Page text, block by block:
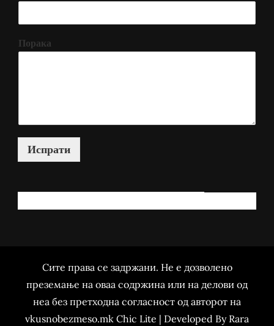
Порака
Испрати
Сите права се задржани. Не е дозволено
преземање на оваа содржина или на делови од
неа без претходна согласност од авторот на
vkusnobezmeso.mk Chic Lite | Developed By Rara